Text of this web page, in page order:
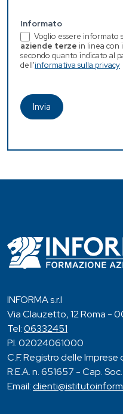
Informato
Voglio essere informato
aziende terze in linea con
secondo quanto indicato al
dell'informativa sulla privacy
Invia
INFORMA s.r.l
Via Clauzetto, 12 Roma -
Tel:06332451
P.I. 02024061000
C.F. Registro delle
R.E.A. n. 651657 - Cap.
Email: